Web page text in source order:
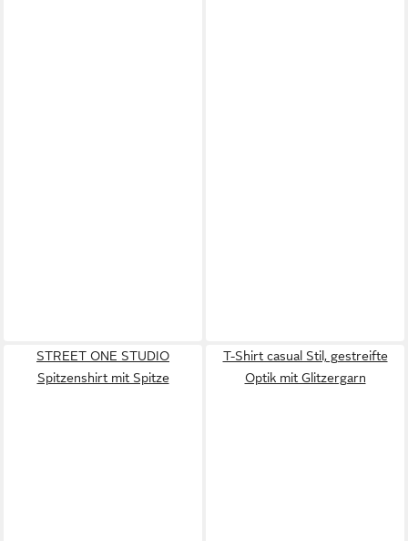
STREET ONE STUDIO
Spitzenshirt mit Spitze
T-Shirt casual Stil, gestreifte
Optik mit Glitzergarn